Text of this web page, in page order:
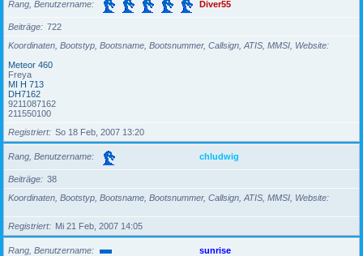
Rang, Benutzername Diver55
Beiträge
722
Koordinaten, Bootstyp, Bootsname, Bootsnummer, Callsign, ATIS, MMSI, Website
Meteor 460
Freya
MI H 713
DH7162
9211087162
211550100
Registriert
So 18 Feb, 2007 13:20
Rang, Benutzername chludwig
Beiträge
38
Koordinaten, Bootstyp, Bootsname, Bootsnummer, Callsign, ATIS, MMSI, Website
Registriert Mi 21 Feb, 2007 14:05
Rang, Benutzername sunrise